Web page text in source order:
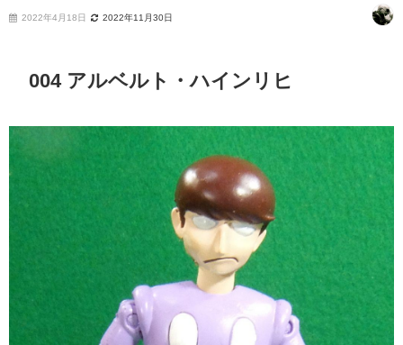
2022年4月18日 2022年11月30日
004 アルベルト・ハインリヒ